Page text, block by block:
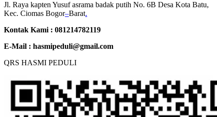
Jl. Raya kapten Yusuf asrama badak putih No. 6B Desa Kota Batu,
Kec. Ciomas Bogor–Barat.
Kontak Kami : 081214782119
E-Mail : hasmipeduli@gmail.com
QRS HASMI PEDULI